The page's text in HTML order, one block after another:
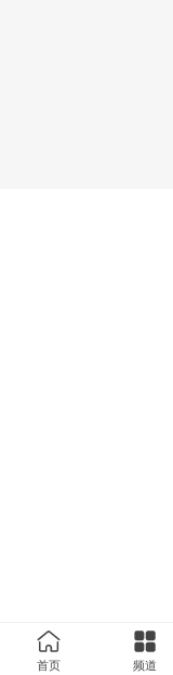
首页 频道